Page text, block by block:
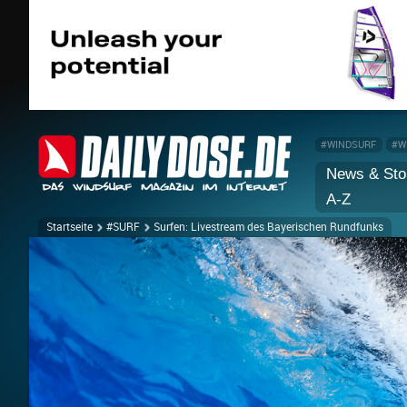
#WINDSURF
News &
A-Z
Startseite #SURF Surfen: Livestream des Bayerischen Rundfunks